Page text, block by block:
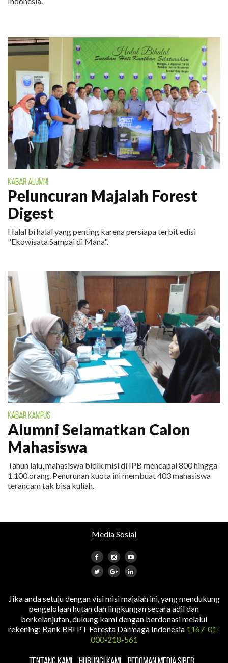
KABAR ALUMNI
Peluncuran Majalah Forest
Digest
Halal bi halal yang penting karena persiapa terbit edisi
"Ekowisata Sampai di Mana".
KABAR KAMPUS
Alumni Selamatkan Calon
Mahasiswa
Tahun lalu, mahasiswa bidik misi di IPB mencapai 800 hingga
1.100 orang. Penurunan kuota ini membuat 403 mahasiswa
terancam tak bisa kuliah.
Media Sosial
Jika anda setuju dengan visi misi majalah ini, yang mendukung
pengelolaan hutan dan lingkungan secara adil dan
berkelanjutan, dukung kami dengan berdonasi melalui
rekening: Bank BRI PT Foresta Darmaga Indonesia 1167-01-
000-218-561